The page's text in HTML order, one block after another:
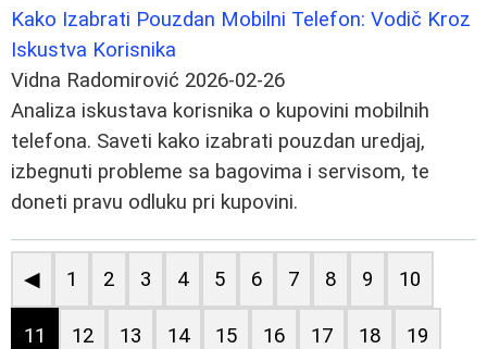
Kako Izabrati Pouzdan Mobilni Telefon: Vodič Kroz
Iskustva Korisnika
Vidna Radomirović 2026-02-26
Analiza iskustava korisnika o kupovini mobilnih
telefona. Saveti kako izabrati pouzdan uredjaj,
izbegnuti probleme sa bagovima i servisom, te
doneti pravu odluku pri kupovini.
◀ 1 2 3 4 5 6 7 8 9 10
11 12 13 14 15 16 17 18 19